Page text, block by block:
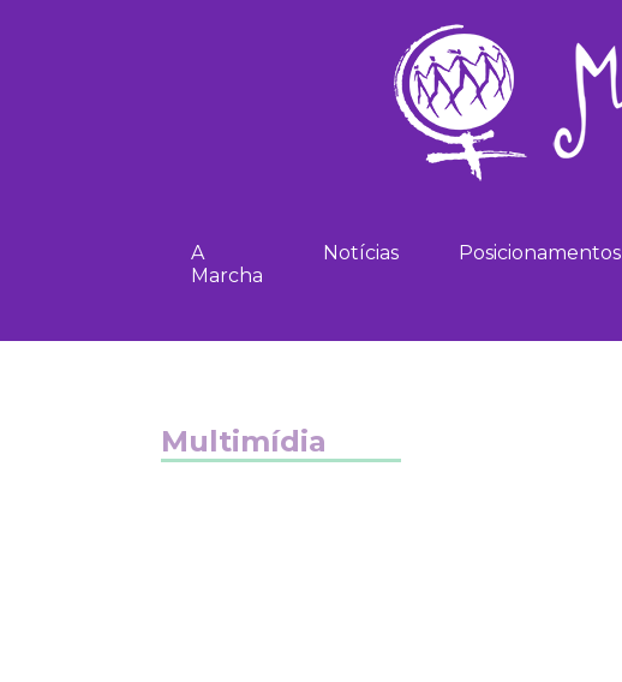
A
Marcha
Notícias Posicionamentos
Multimídia